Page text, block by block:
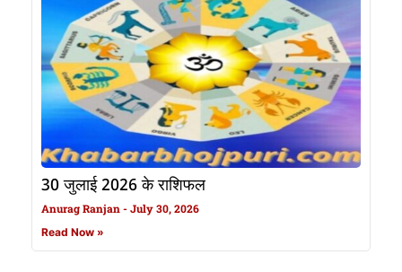
30 जुलाई 2026 के राशिफल
Anurag Ranjan July 30, 2026
Read Now »